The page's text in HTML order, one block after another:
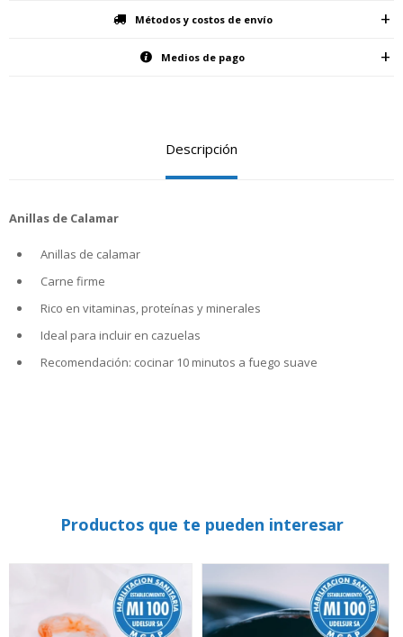
Métodos y costos de envío
Medios de pago
Descripción
Anillas de Calamar
Anillas de calamar
Carne firme
Rico en vitaminas, proteínas y minerales
Ideal para incluir en cazuelas
Recomendación: cocinar 10 minutos a fuego suave
Productos que te pueden interesar